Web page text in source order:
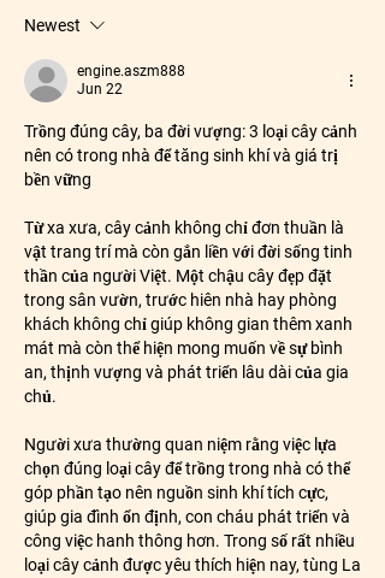
Newest
engine.aszm888
Jun 22
Trồng đúng cây, ba đời vượng: 3 loại cây cảnh
nên có trong nhà để tăng sinh khí và giá trị
bền vững
Từ xa xưa, cây cảnh không chỉ đơn thuần là
vật trang trí mà còn gắn liền với đời sống tinh
thần của người Việt. Một chậu cây đẹp đặt
trong sân vườn, trước hiên nhà hay phòng
khách không chỉ giúp không gian thêm xanh
mát mà còn thể hiện mong muốn về sự bình
an, thịnh vượng và phát triển lâu dài của gia
chủ.
Người xưa thường quan niệm rằng việc lựa
chọn đúng loại cây để trồng trong nhà có thể
góp phần tạo nên nguồn sinh khí tích cực,
giúp gia đình ổn định, con cháu phát triển và
công việc hanh thông hơn. Trong số rất nhiều
loại cây cảnh được yêu thích hiện nay, tùng La